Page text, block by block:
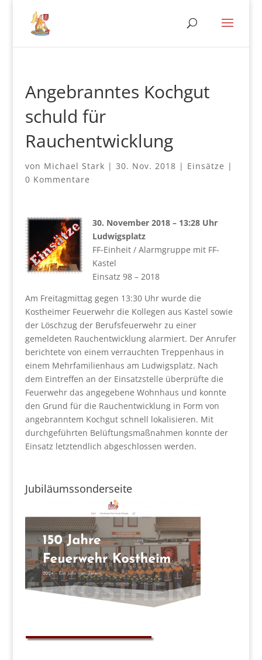
Angebranntes Kochgut
schuld für
Rauchentwicklung
von Michael Stark | 30. Nov. 2018 | Einsätze |
0 Kommentare
30. November 2018 – 13:28 Uhr
Ludwigsplatz
FF-Einheit / Alarmgruppe mit FF-
Kastel
Einsatz 98 – 2018
Am Freitagmittag gegen 13:30 Uhr wurde die
Kostheimer Feuerwehr die Kollegen aus Kastel sowie
der Löschzug der Berufsfeuerwehr zu einer
gemeldeten Rauchentwicklung alarmiert. Der Anrufer
berichtete von einem verrauchten Treppenhaus in
einem Mehrfamilienhaus am Ludwigsplatz. Nach
dem Eintreffen an der Einsatzstelle überprüfte die
Feuerwehr das angegebene Wohnhaus und konnte
den Grund für die Rauchentwicklung in Form von
angebranntem Kochgut schnell lokalisieren. Mit
durchgeführten Belüftungsmaßnahmen konnte der
Einsatz letztendlich abgeschlossen werden.
Jubiläumssonderseite